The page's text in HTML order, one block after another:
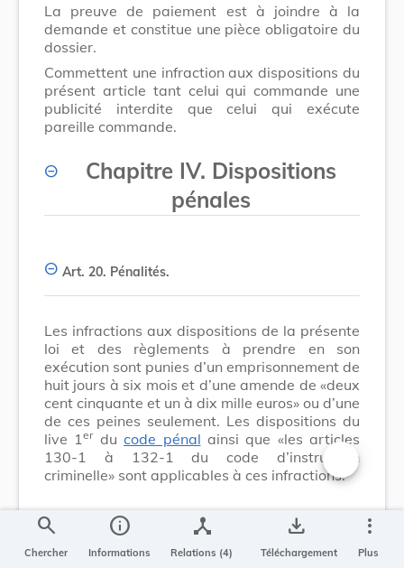
La preuve de paiement est à joindre à la
demande et constitue une pièce obligatoire du
dossier.
Commettent une infraction aux dispositions du
présent article tant celui qui commande une
publicité interdite que celui qui exécute
pareille commande.
Chapitre IV. Dispositions
pénales
Art. 20. Pénalités.
Les infractions aux dispositions de la présente
loi et des règlements à prendre en son
exécution sont punies d’un emprisonnement de
huit jours à six mois et d’une amende de «deux
cent cinquante et un à dix mille euros» ou d’une
de ces peines seulement. Les dispositions du
live 1erducode pénal ainsi que «les articles
130-1 à 132-1 du code d’instruction
criminelle» sont applicables à ces infractions.
Chapitre V. Dispositions
abrogatoires et transitoires
Changer la
search
Chercher
info
Informations
device_hub
Relations (4)
save_alt
Téléchargement
more_vert
Plus